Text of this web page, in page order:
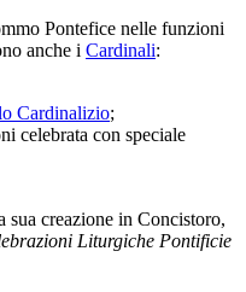
Pontefice nelle funzioni
anche i Cardinali:
Cardinalizio;
celebrata con speciale
creazione in Concistoro,
Liturgiche Pontificie